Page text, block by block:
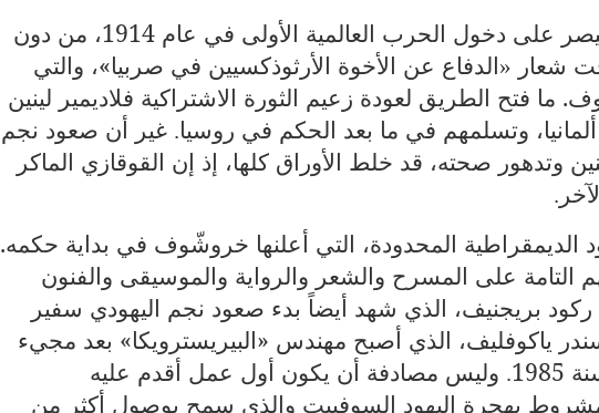
وقد حثت الصحافة الروسية القيصر على دخول الحرب العالمية الأولى في عام 1914، من دون
شعار »الدفاع عن الأخوة الأرثوذكسيين في صربيا»، والتي
ما فتح الطريق لعودة زعيم الثورة الاشتراكية فلاديمير لينين
وتسلمهم في ما بعد الحكم في روسيا. غير أن صعود نجم
وتدهور صحته، قد خلط الأوراق كلها، إذ إن القوقازي الماكر
.
الديمقراطية المحدودة، التي أعلنها خروشّوف في بداية حكمه.
التامة على المسرح والشعر والرواية والموسيقى والفنون
بريجنيف، الذي شهد أيضاً بدء صعود نجم اليهودي سفير
ياكوفليف، الذي أصبح مهندس «البيريسترويكا» بعد مجيء
. وليس مصادفة أن يكون أول عمل أقدم عليه
بهجرة اليهود السوفييت والذي سمح بوصول أكثر من